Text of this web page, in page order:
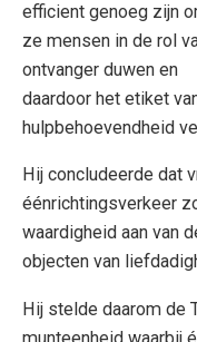
efficient genoeg zijn
ze mensen in de rol
ontvanger duwen en
daardoor het etiket
hulpbehoevendheid
Hij concludeerde dat
éénrichtingsverkeer
waardigheid aan van
objecten van
Hij stelde daarom de
munteenheid waarbij